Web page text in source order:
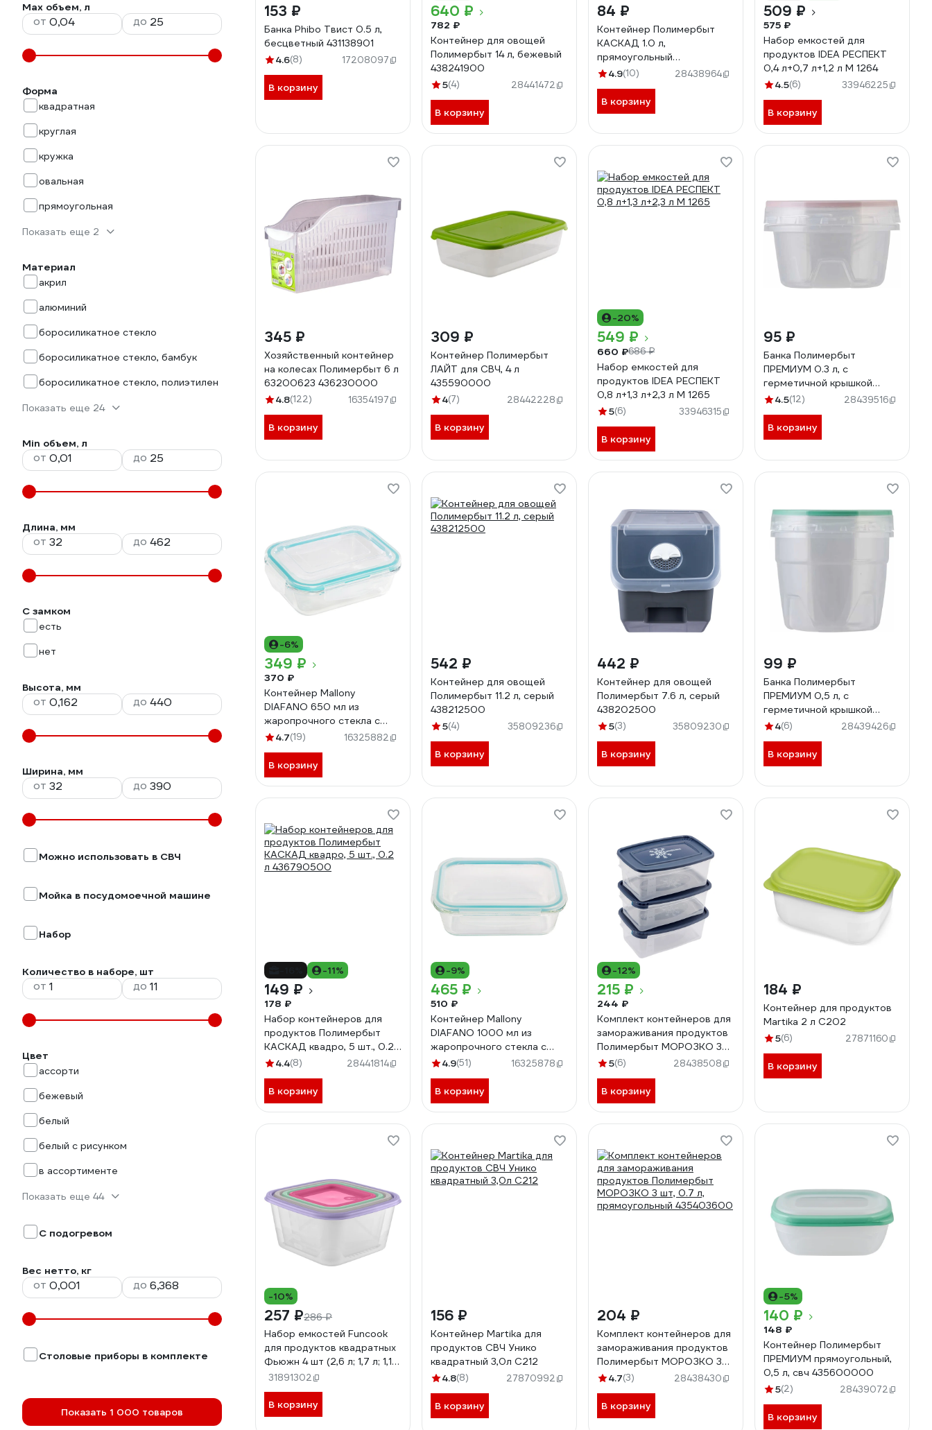
Max объем, л
от до
Форма
квадратная
круглая
кружка
овальная
прямоугольная
Показать еще 2
Материал
акрил
алюминий
боросиликатное стекло
боросиликатное стекло, бамбук
боросиликатное стекло, полиэтилен
Показать еще 24
Min объем, л
от до
Длина, мм
от до
С замком
есть
нет
Высота, мм
от до
Ширина, мм
от до
Можно использовать в СВЧ
Мойка в посудомоечной машине
Набор
Количество в наборе, шт
от до
Цвет
ассорти
бежевый
белый
белый с рисунком
в ассортименте
Показать еще 44
С подогревом
Вес нетто, кг
от до
Столовые приборы в комплекте
Показать 1 000 товаров
153 ₽
Банка Phibo Твист 0.5 л,
бесцветный 431138901
4.6(8) 17208097
В корзину
640 ₽
782 ₽
Контейнер для овощей
Полимербыт 14 л, бежевый
438241900
5(4) 28441472
В корзину
84 ₽
Контейнер Полимербыт
КАСКАД 1.0 л,
прямоугольный
435700000
4.9(10) 28438964
В корзину
509 ₽
575 ₽
Набор емкостей для
продуктов IDEA РЕСПЕКТ
0,4 л+0,7 л+1,2 л М 1264
4.5(6) 33946225
В корзину
345 ₽
Хозяйственный контейнер
на колесах Полимербыт 6 л
63200623 436230000
4.8(122) 16354197
В корзину
309 ₽
Контейнер Полимербыт
ЛАЙТ для СВЧ, 4 л
435590000
4(7) 28442228
В корзину
-20%
549 ₽
660 ₽686 ₽
Набор емкостей для
продуктов IDEA РЕСПЕКТ
0,8 л+1,3 л+2,3 л М 1265
5(6) 33946315
В корзину
95 ₽
Банка Полимербыт
ПРЕМИУМ 0.3 л, с
герметичной крышкой
434310100
4.5(12) 28439516
В корзину
-6%
349 ₽
370 ₽
Контейнер Mallony
DIAFANO 650 мл из
жаропрочного стекла с
крышкой из пластмассы
температура -20 до +200
С 00 5471
4.7(19) 16325882
В корзину
542 ₽
Контейнер для овощей
Полимербыт 11.2 л, серый
438212500
5(4) 35809236
В корзину
442 ₽
Контейнер для овощей
Полимербыт 7.6 л, серый
438202500
5(3) 35809230
В корзину
99 ₽
Банка Полимербыт
ПРЕМИУМ 0,5 л, с
герметичной крышкой
434320100
4(6) 28439426
В корзину
-11%
149 ₽
178 ₽
Набор контейнеров для
продуктов Полимербыт
КАСКАД квадро, 5 шт., 0.2
л 436790500
4.4(8) 28441814
В корзину
-9%
465 ₽
510 ₽
Контейнер Mallony
DIAFANO 1000 мл из
жаропрочного стекла с
крышкой из пластмассы
температура -20 до+200
С 005472
4.9(51) 16325878
В корзину
-12%
215 ₽
244 ₽
Комплект контейнеров для
замораживания продуктов
Полимербыт МОРОЗКО 3
шт, 1 л, прямоугольный
5(6) 28438508
В корзину
184 ₽
Контейнер для продуктов
Martika 2 л С202
5(6) 27871160
В корзину
-10%
257 ₽286 ₽
Набор емкостей Funcook
для продуктов квадратных
Фьюжн 4 шт (2,6 л; 1,7 л; 1,1
л; 0,63 л) FC1116
31891302
В корзину
156 ₽
Контейнер Martika для
продуктов СВЧ Унико
квадратный 3,0л С212
4.8(8) 27870992
В корзину
204 ₽
Комплект контейнеров для
замораживания продуктов
Полимербыт МОРОЗКО 3
шт, 0.7 л, прямоугольный
4.7(3) 28438430
В корзину
-5%
140 ₽
148 ₽
Контейнер Полимербыт
ПРЕМИУМ прямоугольный,
0,5 л, свч 435600000
5(2) 28439072
В корзину